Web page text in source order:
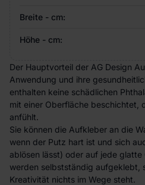
Breite - cm:
Höhe - cm:
Der Hauptvorteil der AG Design
Anwendung und ihre
enthalten keine schädlichen
mit einer Oberfläche beschichtet,
anfühlt.
Sie können die Aufkleber an die
wenn der Putz hart ist und sich
ablösen lässt) oder auf jede
werden selbstständig aufgeklebt,
Kreativität nichts im Wege steht.